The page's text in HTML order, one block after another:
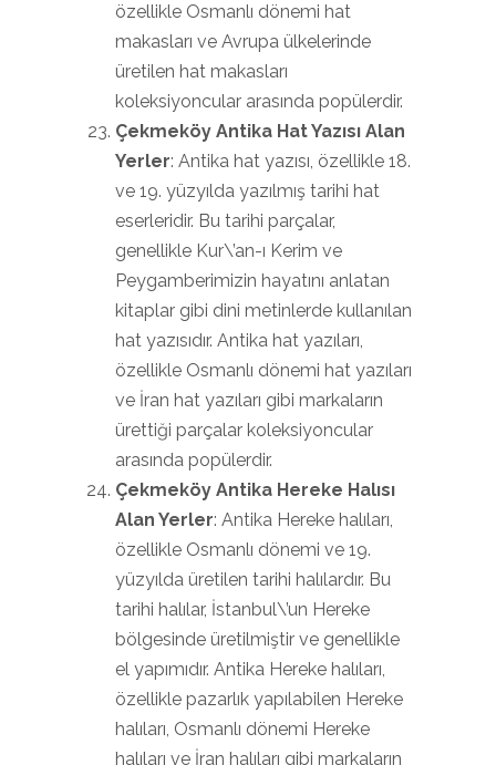
özellikle Osmanlı dönemi hat
makasları ve Avrupa ülkelerinde
üretilen hat makasları
koleksiyoncular arasında popülerdir.
Çekmeköy Antika Hat Yazısı Alan
Yerler: Antika hat yazısı, özellikle 18.
ve 19. yüzyılda yazılmış tarihi hat
eserleridir. Bu tarihi parçalar,
genellikle Kur\’an-ı Kerim ve
Peygamberimizin hayatını anlatan
kitaplar gibi dini metinlerde kullanılan
hat yazısıdır. Antika hat yazıları,
özellikle Osmanlı dönemi hat yazıları
ve İran hat yazıları gibi markaların
ürettiği parçalar koleksiyoncular
arasında popülerdir.
Çekmeköy Antika Hereke Halısı
Alan Yerler: Antika Hereke halıları,
özellikle Osmanlı dönemi ve 19.
yüzyılda üretilen tarihi halılardır. Bu
tarihi halılar, İstanbul\’un Hereke
bölgesinde üretilmiştir ve genellikle
el yapımıdır. Antika Hereke halıları,
özellikle pazarlık yapılabilen Hereke
halıları, Osmanlı dönemi Hereke
halıları ve İran halıları gibi markaların